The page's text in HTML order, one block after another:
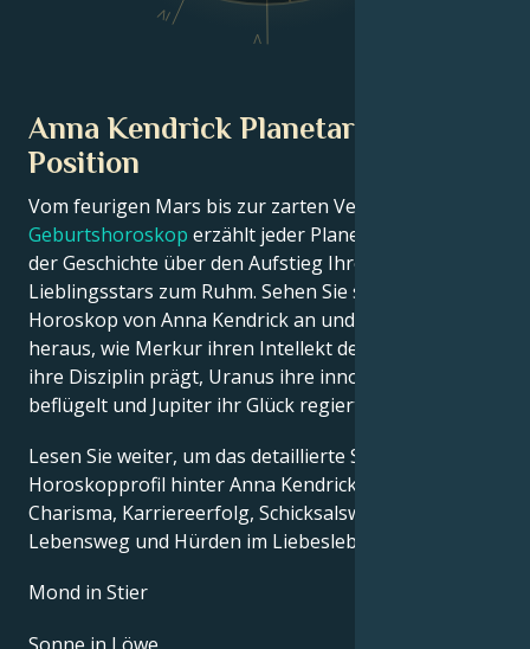
IV
V
Anna Kendrick Planetarische
Position
Vom feurigen Mars bis zur zarten Venus – in diesem
Geburtshoroskop erzählt jeder Planet seinen Teil
der Geschichte über den Aufstieg Ihres
Lieblingsstars zum Ruhm. Sehen Sie sich das Astro-
Horoskop von Anna Kendrick an und finden Sie
heraus, wie Merkur ihren Intellekt definiert, Saturn
ihre Disziplin prägt, Uranus ihre innovativen Ideen
beflügelt und Jupiter ihr Glück regiert.
Lesen Sie weiter, um das detaillierte Sternzeichen-
Horoskopprofil hinter Anna Kendricks Talent,
Charisma, Karriereerfolg, Schicksalswendungen,
Lebensweg und Hürden im Liebesleben zu erkunden.
Mond in Stier
Sonne in Löwe